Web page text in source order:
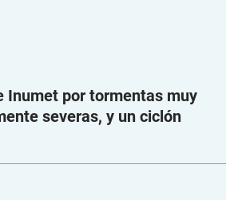
Inumet por tormentas muy
severas, y un ciclón